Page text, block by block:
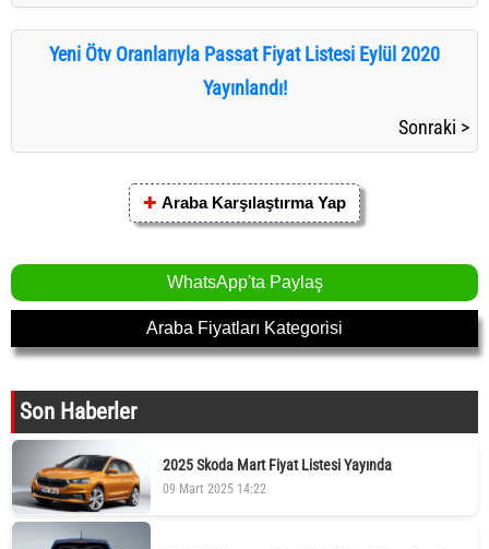
Yeni Ötv Oranlarıyla Passat Fiyat Listesi Eylül 2020
Yayınlandı!
Sonraki >
✚ Araba Karşılaştırma Yap
WhatsApp'ta Paylaş
Araba Fiyatları Kategorisi
Son Haberler
2025 Skoda Mart Fiyat Listesi Yayında
09 Mart 2025 14:22